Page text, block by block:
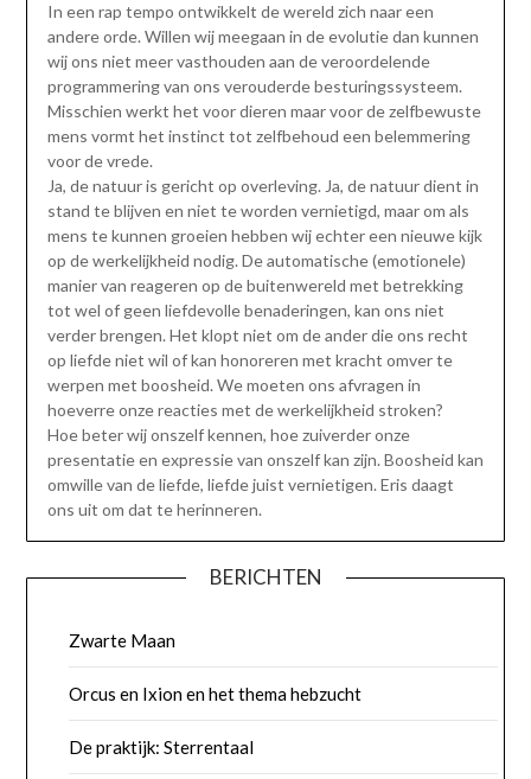
In een rap tempo ontwikkelt de wereld zich naar een
andere orde. Willen wij meegaan in de evolutie dan kunnen
wij ons niet meer vasthouden aan de veroordelende
programmering van ons verouderde besturingssysteem.
Misschien werkt het voor dieren maar voor de zelfbewuste
mens vormt het instinct tot zelfbehoud een belemmering
voor de vrede.
Ja, de natuur is gericht op overleving. Ja, de natuur dient in
stand te blijven en niet te worden vernietigd, maar om als
mens te kunnen groeien hebben wij echter een nieuwe kijk
op de werkelijkheid nodig. De automatische (emotionele)
manier van reageren op de buitenwereld met betrekking
tot wel of geen liefdevolle benaderingen, kan ons niet
verder brengen. Het klopt niet om de ander die ons recht
op liefde niet wil of kan honoreren met kracht omver te
werpen met boosheid. We moeten ons afvragen in
hoeverre onze reacties met de werkelijkheid stroken?
Hoe beter wij onszelf kennen, hoe zuiverder onze
presentatie en expressie van onszelf kan zijn. Boosheid kan
omwille van de liefde, liefde juist vernietigen. Eris daagt
ons uit om dat te herinneren.
BERICHTEN
Zwarte Maan
Orcus en Ixion en het thema hebzucht
De praktijk: Sterrentaal